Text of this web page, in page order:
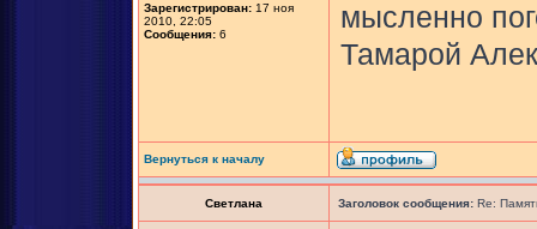
Зарегистрирован: 17 ноя
2010, 22:05
Сообщения: 6
мысленно
Тамарой
Вернуться к началу
Светлана Заголовок сообщения: Re: